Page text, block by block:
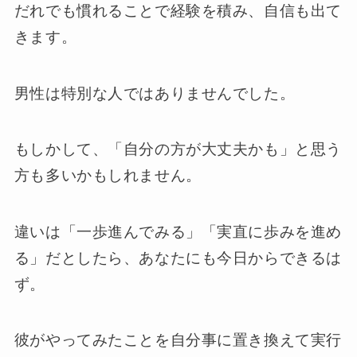
だれでも慣れることで経験を積み、自信も出て
きます。
男性は特別な人ではありませんでした。
もしかして、「自分の方が大丈夫かも」と思う
方も多いかもしれません。
違いは「一歩進んでみる」「実直に歩みを進め
る」だとしたら、あなたにも今日からできるは
ず。
彼がやってみたことを自分事に置き換えて実行